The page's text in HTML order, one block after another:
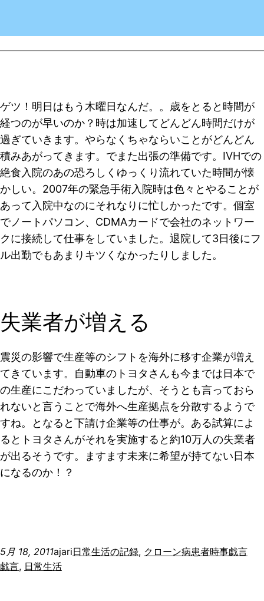
ゲツ！明日はもう木曜日なんだ。。歳をとると時間が
経つのが早いのか？時は加速してどんどん時間だけが
過ぎていきます。やらなくちゃならいことがどんどん
積みあがってきます。でまた出張の準備です。IVHでの
絶食入院のあの恐ろしくゆっくり流れていた時間が懐
かしい。2007年の緊急手術入院時は色々とやることが
あって入院中なのにそれなりに忙しかったです。個室
でノートパソコン、CDMAカードで会社のネットワー
クに接続して仕事をしていました。退院して3日後にフ
ル出勤でもあまりキツくなかったりしました。
失業者が増える
震災の影響で生産等のシフトを海外に移す企業が増え
てきています。自動車のトヨタさんも今までは日本で
の生産にこだわっていましたが、そうとも言っておら
れないと言うことで海外へ生産拠点を分散するようで
すね。となると下請け企業等の仕事が。ある試算によ
るとトヨタさんがそれを実施すると約10万人の失業者
が出るそうです。ますます未来に希望が持てない日本
になるのか！？
5月 18, 2011ajari日常生活の記録, クローン病患者時事戯言
戯言, 日常生活